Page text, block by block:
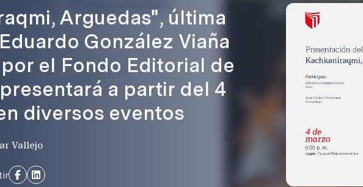
Arguedas", última
González Viaña
el Fondo Editorial de
presentará a partir del 4
diversos eventos
Vallejo